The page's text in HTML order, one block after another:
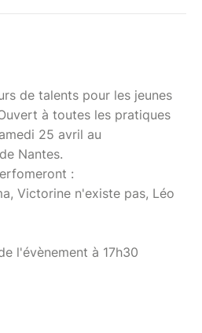
de talents pour les jeunes
à toutes les pratiques
25 avril au
Nantes.
:
Victorine n'existe pas, Léo
l'évènement à 17h30